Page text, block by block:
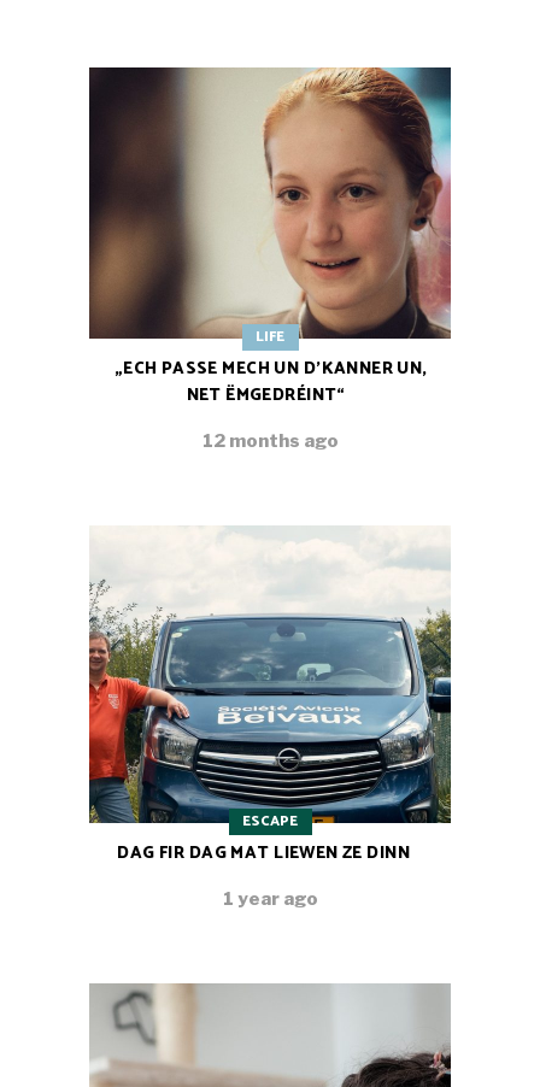
LIFE
„ECH PASSE MECH UN D’KANNER UN,
NET ËMGEDRÉINT“
12 months ago
ESCAPE
DAG FIR DAG MAT LIEWEN ZE DINN
1 year ago